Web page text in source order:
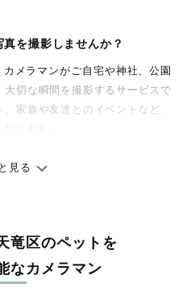
を撮影しませんか？
メラマンがご自宅や神社、公園
切な瞬間を撮影するサービスで
家族や友達とのイベントなど、
十年経っても見返したくなるよ
やすく安心の価格設定です。オ
格し、撮影技術やホスピタリテ
が全国47都道府県に在籍してい
見る
竜区のペットを
なカメラマン